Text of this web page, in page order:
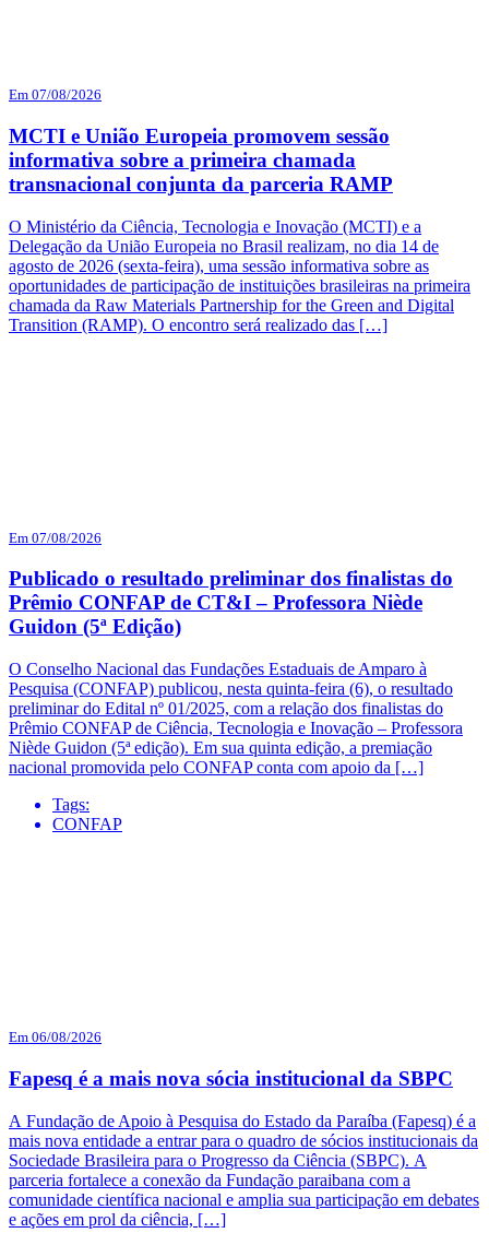
Em 07/08/2026
MCTI e União Europeia promovem sessão
informativa sobre a primeira chamada
transnacional conjunta da parceria RAMP
O Ministério da Ciência, Tecnologia e Inovação (MCTI) e a
Delegação da União Europeia no Brasil realizam, no dia 14 de
agosto de 2026 (sexta-feira), uma sessão informativa sobre as
oportunidades de participação de instituições brasileiras na primeira
chamada da Raw Materials Partnership for the Green and Digital
Transition (RAMP). O encontro será realizado das […]
Em 07/08/2026
Publicado o resultado preliminar dos finalistas do
Prêmio CONFAP de CT&I – Professora Niède
Guidon (5ª Edição)
O Conselho Nacional das Fundações Estaduais de Amparo à
Pesquisa (CONFAP) publicou, nesta quinta-feira (6), o resultado
preliminar do Edital nº 01/2025, com a relação dos finalistas do
Prêmio CONFAP de Ciência, Tecnologia e Inovação – Professora
Niède Guidon (5ª edição). Em sua quinta edição, a premiação
nacional promovida pelo CONFAP conta com apoio da […]
Tags:
CONFAP
Em 06/08/2026
Fapesq é a mais nova sócia institucional da SBPC
A Fundação de Apoio à Pesquisa do Estado da Paraíba (Fapesq) é a
mais nova entidade a entrar para o quadro de sócios institucionais da
Sociedade Brasileira para o Progresso da Ciência (SBPC). A
parceria fortalece a conexão da Fundação paraibana com a
comunidade científica nacional e amplia sua participação em debates
e ações em prol da ciência, […]